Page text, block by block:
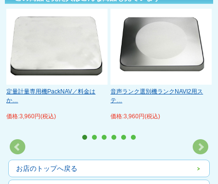
定量計量専用機PackNAV／料金は
か…
価格:3,960円(税込)
音声ランク選別機ランクNAVI2用ス
テ…
価格:3,960円(税込)
お店のトップへ戻る